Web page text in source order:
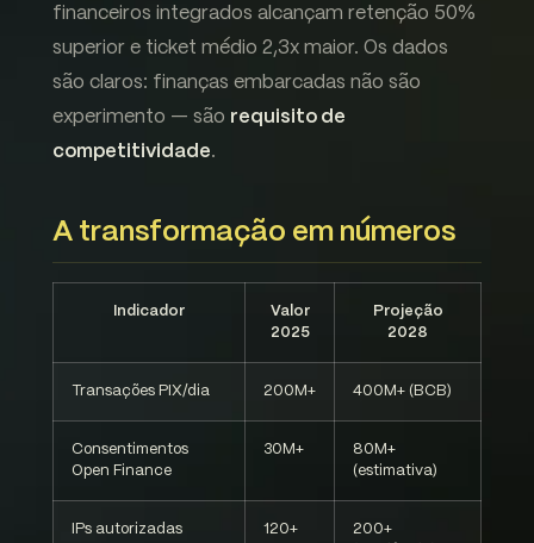
financeiros integrados alcançam retenção 50%
superior e ticket médio 2,3x maior. Os dados
são claros: finanças embarcadas não são
experimento — são requisito de
competitividade.
A transformação em números
Indicador
Valor
2025
Projeção
2028
Transações PIX/dia 200M+ 400M+ (BCB)
Consentimentos
Open Finance
30M+
80M+
(estimativa)
IPs autorizadas 120+
200+